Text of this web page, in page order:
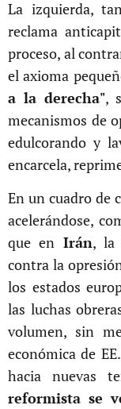
La izquierda,
reclama
proceso, al
el axioma
a la derecha",
mecanismos de
edulcorando y
encarcela,
En un cuadro de
acelerándose,
que en Irán, la
contra la
los estados
las luchas
volumen, sin
económica de
hacia nuevas
reformista se